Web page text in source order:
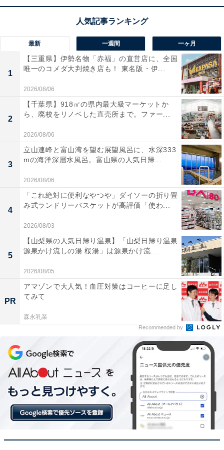
最大の特徴は、オーラルB独自の「丸型回転ブラシ」
み、手磨きでは真似できない高速回転（毎分約9000回
転）によって、歯垢を物理的に叩き落とします。手で磨
くよりも圧倒的に短い時間でツルツルの歯に仕上げるこ
とができ、電動歯ブラシが初めての方の入門機としても
これ以上ないコストパフォーマンスを誇る一台です！
DB5.510」の口コミは？
ブラウン「オーラルB プラックコントロール DB5.510」
手でゴシゴシ磨いていた頃に比べて、磨き終わりの
歯のツルツル感が全く違います。短時間できれいに
磨けるので朝の時短に最高です
電池式なので充電器を旅行に持っていく必要がな
く、どこでも使えるのが非常に便利。本体も適度な
価格がとてもリーズナブルなので、電動歯ブラシの
お試しとして購入しましたが大正解でした。替えブ
ラシの種類が豊富なのも嬉しいです
「手磨きから電動歯ブラシにステップアップしてみた
い」というビギナーの方や、出張・旅行用として携帯性
最新 一週間 一ヶ月
1
【三重県】伊勢名物「赤福」の直営店に、全国
唯一のコメダ大判焼き店も！ 東名阪・伊...
2026/08/06
2
【千葉県】918㎡の県内最大級マーケットか
ら、廃校をリノベした直売所まで。ファー...
2026/08/06
3
立山連峰と富山湾を望む展望風呂に、水深333
mの海洋深層水風呂。富山県の人気日帰...
2026/08/06
4
「これ絶対に便利なやつや」ダイソーの折り畳
み式ランドリーバスケットが高評価「使わ...
2026/08/03
5
【山梨県の人気日帰り温泉】「山梨日帰り温泉
源泉かけ流しの湯 桜湯」は源泉かけ流...
2026/08/05
PR
アマゾンで大人気！血圧対策はコーヒーに足し
てみて
森永乳業
Recommended by